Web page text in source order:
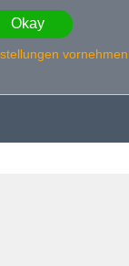
Okay
vornehmen